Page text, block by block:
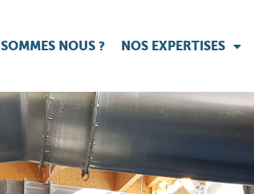
NOUS ? NOS EXPERTISES